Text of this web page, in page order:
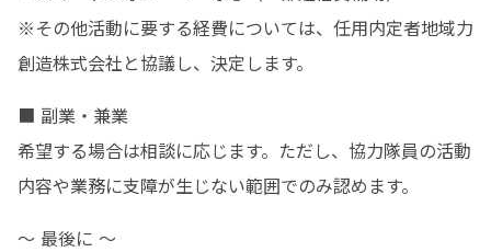
※その他活動に要する経費については、任用内定者地域力
創造株式会社と協議し、決定します。
■ 副業・兼業
希望する場合は相談に応じます。ただし、協力隊員の活動
内容や業務に支障が生じない範囲でのみ認めます。
〜 最後に 〜